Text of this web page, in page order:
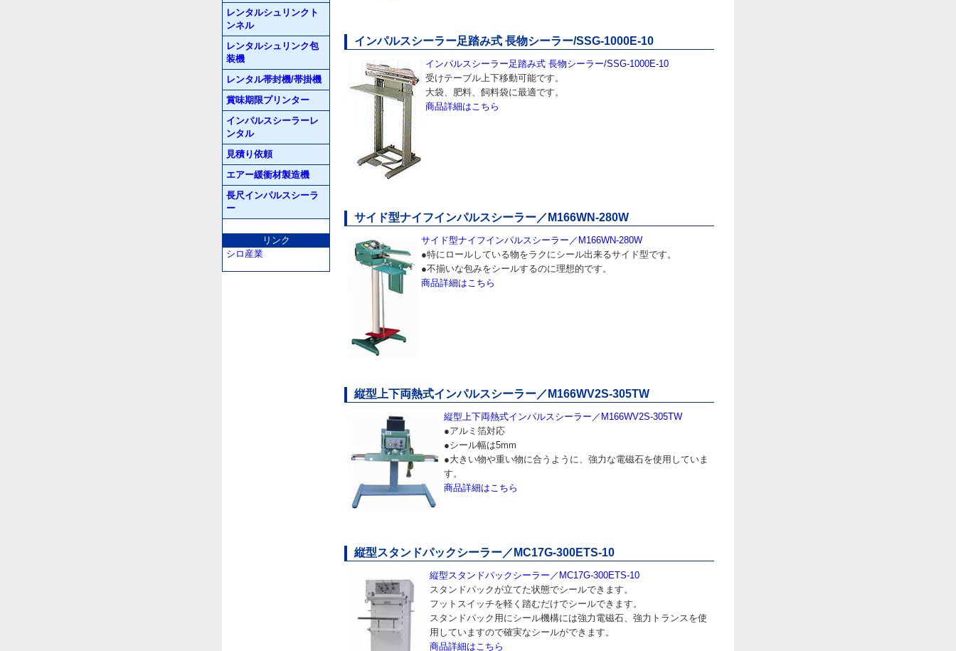
レンタルシュリンクト
ンネル
レンタルシュリンク包
装機
レンタル帯封機/帯掛機
賞味期限プリンター
インパルスシーラーレ
ンタル
見積り依頼
エアー緩衝材製造機
長尺インパルスシーラ
ー
リンク
シロ産業
インパルスシーラー足踏み式 長物シーラー/SSG-1000E-10
インパルスシーラー足踏み式 長物シーラー/SSG-1000E-10
受けテーブル上下移動可能です。
大袋、肥料、飼料袋に最適です。
商品詳細はこちら
サイド型ナイフインパルスシーラー／M166WN-280W
サイド型ナイフインパルスシーラー／M166WN-280W
●特にロールしている物をラクにシール出来るサイド型です。
●不揃いな包みをシールするのに理想的です。
商品詳細はこちら
縦型上下両熱式インパルスシーラー／M166WV2S-305TW
縦型上下両熱式インパルスシーラー／M166WV2S-305TW
●アルミ箔対応
●シール幅は5mm
●大きい物や重い物に合うように、強力な電磁石を使用していま
す。
商品詳細はこちら
縦型スタンドパックシーラー／MC17G-300ETS-10
縦型スタンドパックシーラー／MC17G-300ETS-10
スタンドパックが立てた状態でシールできます。
フットスイッチを軽く踏むだけでシールできます。
スタンドパック用にシール機構には強力電磁石、強力トランスを使
用していますので確実なシールができます。
商品詳細はこちら